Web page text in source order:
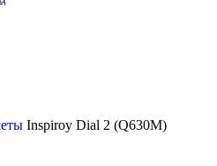
Inspiroy Dial 2 (Q630M)